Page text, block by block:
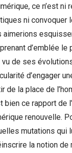
ce n’est ni
ni convoquer
aimerions
d’emblée le
vu de ses
d’engager
de la place de
bien ce rapport de
renouvelle.
mutations qui
la notion de